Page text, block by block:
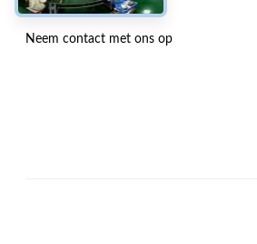
Kwaliteitscontrole
Neem contact met ons op